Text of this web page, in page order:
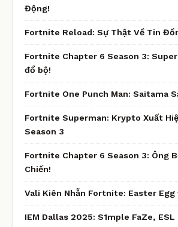
Động!
Fortnite Reload: Sự Thật Về Tin
Fortnite Chapter 6 Season 3:
đổ bộ!
Fortnite One Punch Man: Saitama
Fortnite Superman: Krypto Xuất
Season 3
Fortnite Chapter 6 Season 3: Ông
Chiến!
Vali Kiên Nhẫn Fortnite: Easter Egg
IEM Dallas 2025: S1mple FaZe,